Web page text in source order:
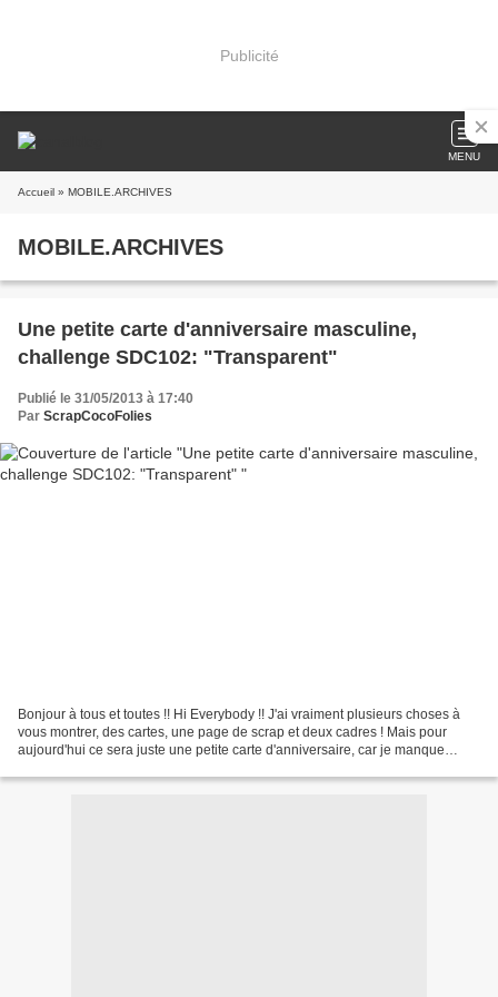
Publicité
MENU
Accueil » MOBILE.ARCHIVES
MOBILE.ARCHIVES
Une petite carte d'anniversaire masculine,
challenge SDC102: "Transparent"
Publié le 31/05/2013 à 17:40
Par ScrapCocoFolies
Bonjour à tous et toutes !! Hi Everybody !! J'ai vraiment plusieurs choses à
vous montrer, des cartes, une page de scrap et deux cadres ! Mais pour
aujourd'hui ce sera juste une petite carte d'anniversaire, car je manque